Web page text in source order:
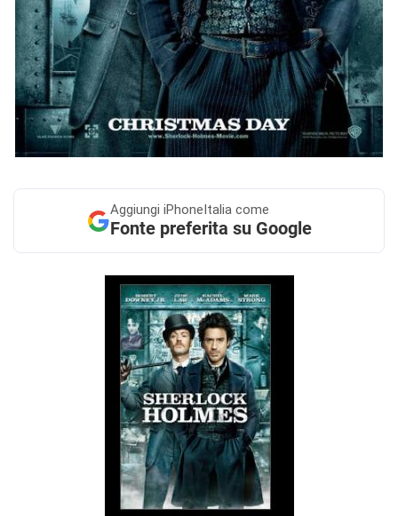
Aggiungi iPhoneItalia come
Fonte preferita su Google